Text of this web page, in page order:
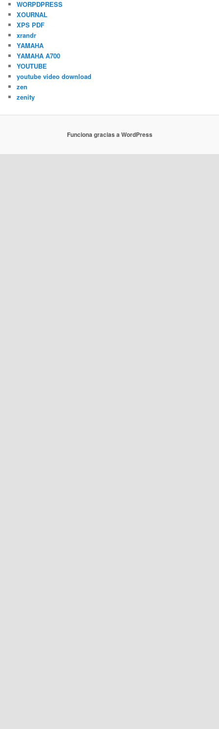
WORPDPRESS
XOURNAL
XPS PDF
xrandr
YAMAHA
YAMAHA A700
YOUTUBE
youtube video download
zen
zenity
Funciona gracias a WordPress